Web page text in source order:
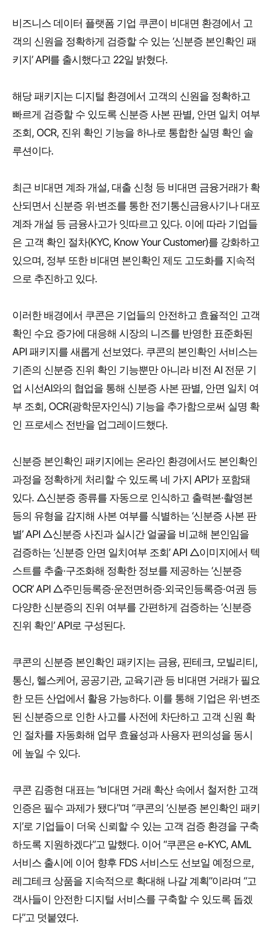
비즈니스 데이터 플랫폼 기업 쿠콘이 비대면 환경에서 고
객의 신원을 정확하게 검증할 수 있는 ‘신분증 본인확인 패
키지’ API를 출시했다고 22일 밝혔다.
해당 패키지는 디지털 환경에서 고객의 신원을 정확하고
빠르게 검증할 수 있도록 신분증 사본 판별, 안면 일치 여부
조회, OCR, 진위 확인 기능을 하나로 통합한 실명 확인 솔
루션이다.
최근 비대면 계좌 개설, 대출 신청 등 비대면 금융거래가 확
산되면서 신분증 위·변조를 통한 전기통신금융사기나 대포
계좌 개설 등 금융사고가 잇따르고 있다. 이에 따라 기업들
은 고객 확인 절차(KYC, Know Your Customer)를 강화하고
있으며, 정부 또한 비대면 본인확인 제도 고도화를 지속적
으로 추진하고 있다.
이러한 배경에서 쿠콘은 기업들의 안전하고 효율적인 고객
확인 수요 증가에 대응해 시장의 니즈를 반영한 표준화된
API 패키지를 새롭게 선보였다. 쿠콘의 본인확인 서비스는
기존의 신분증 진위 확인 기능뿐만 아니라 비전 AI 전문 기
업 시선AI와의 협업을 통해 신분증 사본 판별, 안면 일치 여
부 조회, OCR(광학문자인식) 기능을 추가함으로써 실명 확
인 프로세스 전반을 업그레이드했다.
신분증 본인확인 패키지에는 온라인 환경에서도 본인확인
과정을 정확하게 처리할 수 있도록 네 가지 API가 포함돼
있다. △신분증 종류를 자동으로 인식하고 출력본·촬영본
등의 유형을 감지해 사본 여부를 식별하는 ‘신분증 사본 판
별’ API △신분증 사진과 실시간 얼굴을 비교해 본인임을
검증하는 ‘신분증 안면 일치여부 조회’ API △이미지에서 텍
스트를 추출·구조화해 정확한 정보를 제공하는 ‘신분증
OCR’ API △주민등록증·운전면허증·외국인등록증·여권 등
다양한 신분증의 진위 여부를 간편하게 검증하는 ‘신분증
진위 확인’ API로 구성된다.
쿠콘의 신분증 본인확인 패키지는 금융, 핀테크, 모빌리티,
통신, 헬스케어, 공공기관, 교육기관 등 비대면 거래가 필요
한 모든 산업에서 활용 가능하다. 이를 통해 기업은 위·변조
된 신분증으로 인한 사고를 사전에 차단하고 고객 신원 확
인 절차를 자동화해 업무 효율성과 사용자 편의성을 동시
에 높일 수 있다.
쿠콘 김종현 대표는 “비대면 거래 확산 속에서 철저한 고객
인증은 필수 과제가 됐다”며 “쿠콘의 ‘신분증 본인확인 패키
지’로 기업들이 더욱 신뢰할 수 있는 고객 검증 환경을 구축
하도록 지원하겠다”고 말했다. 이어 “쿠콘은 e-KYC, AML
서비스 출시에 이어 향후 FDS 서비스도 선보일 예정으로,
레그테크 상품을 지속적으로 확대해 나갈 계획”이라며 “고
객사들이 안전한 디지털 서비스를 구축할 수 있도록 돕겠
다”고 덧붙였다.